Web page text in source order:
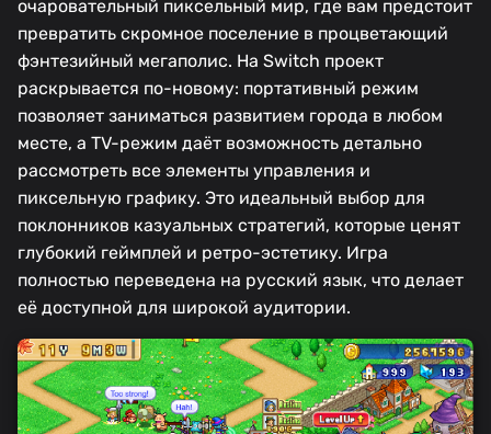
очаровательный пиксельный мир, где вам предстоит
превратить скромное поселение в процветающий
фэнтезийный мегаполис. На Switch проект
раскрывается по-новому: портативный режим
позволяет заниматься развитием города в любом
месте, а TV-режим даёт возможность детально
рассмотреть все элементы управления и
пиксельную графику. Это идеальный выбор для
поклонников казуальных стратегий, которые ценят
глубокий геймплей и ретро-эстетику. Игра
полностью переведена на русский язык, что делает
её доступной для широкой аудитории.